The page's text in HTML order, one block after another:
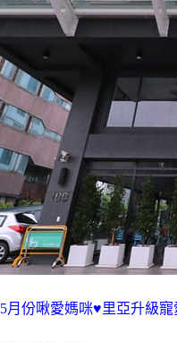
5月份啾愛媽咪♥里亞升級